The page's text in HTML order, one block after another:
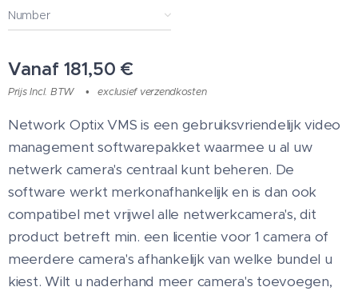
Number
Vanaf 181,50 €
Prijs Incl. BTW exclusief verzendkosten
Network Optix VMS is een gebruiksvriendelijk video
management softwarepakket waarmee u al uw
netwerk camera's centraal kunt beheren. De
software werkt merkonafhankelijk en is dan ook
compatibel met vrijwel alle netwerkcamera's, dit
product betreft min. een licentie voor 1 camera of
meerdere camera's afhankelijk van welke bundel u
kiest. Wilt u naderhand meer camera's toevoegen,